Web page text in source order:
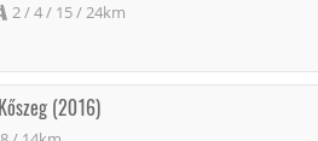
2 / 4 / 15 / 24km
(2016)